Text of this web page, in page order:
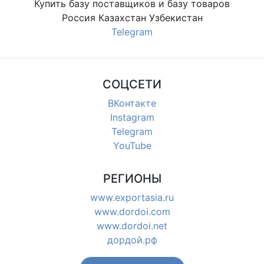
Купить базу поставщиков и базу товаров
Россия Казахстан Узбекистан
Telegram
СОЦСЕТИ
ВКонтакте
Instagram
Telegram
YouTube
РЕГИОНЫ
www.exportasia.ru
www.dordoi.com
www.dordoi.net
дордой.рф